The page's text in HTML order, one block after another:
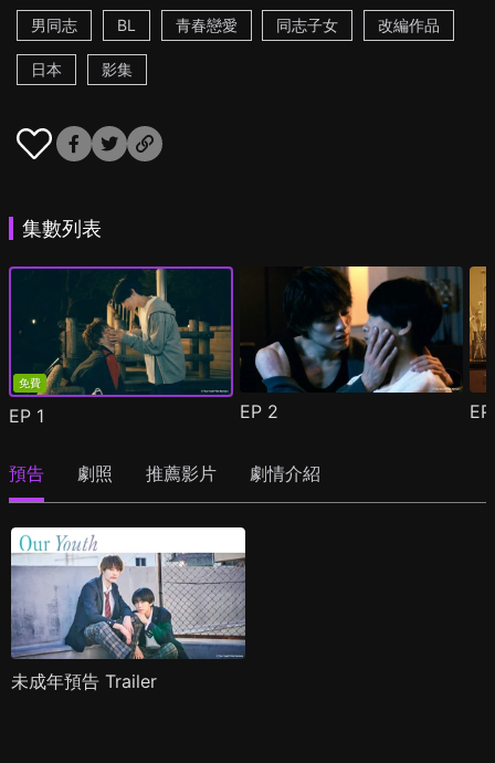
男同志
BL 青春戀愛 同志子女 改編作品
日本 影集
集數列表
免費
EP 1 EP 2
預告 劇照 推薦影片 劇情介紹
未成年預告 Trailer